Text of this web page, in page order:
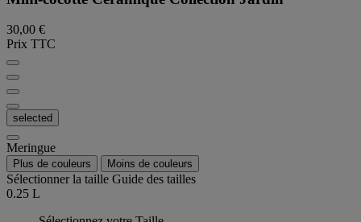
30,00 €
Prix TTC
selected
Meringue
Plus de couleurs Moins de couleurs
Sélectionner la taille Guide des tailles
0.25 L